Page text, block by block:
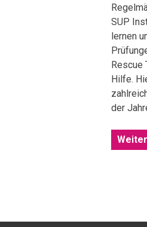
SUP
lernen
Rescue
Hilfe.
der